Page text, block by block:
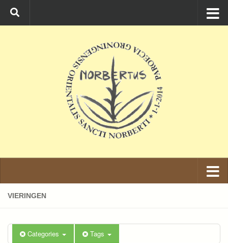
Ga naar de inhoud
VIERINGEN
Categories Tags